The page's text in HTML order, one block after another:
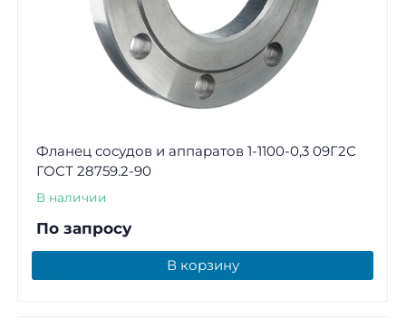
Фланец сосудов и аппаратов 1-1100-0,3 09Г2С
ГОСТ 28759.2-90
В наличии
По запросу
В корзину